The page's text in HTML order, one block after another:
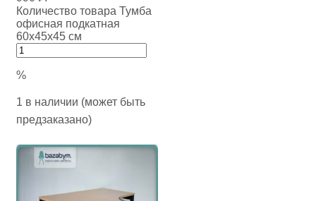
Количество товара Тумба
офисная подкатная
60х45х45 см
%
1 в наличии (может быть
предзаказано)